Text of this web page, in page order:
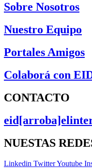
Sobre Nosotros
Nuestro Equipo
Portales Amigos
Colaborá con
CONTACTO
NUESTAS
Linkedin TwitterYoutube